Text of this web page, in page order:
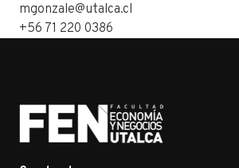
mgonzale@utalca.cl
+56 71 220 0386